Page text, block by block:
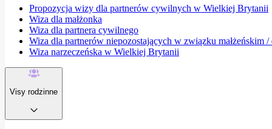
Propozycja wizy dla partnerów cywilnych w Wielkiej Brytanii
Wiza dla małżonka
Wiza dla partnera cywilnego
Wiza dla partnerów niepozostających w związku małżeńskim /
Wiza narzeczeńska w Wielkiej Brytanii
Visy rodzinne